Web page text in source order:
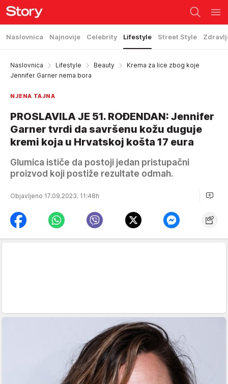
Naslovnica Najnovije Celebrity Lifestyle Street Style
Naslovnica Lifestyle Beauty
Krema za lice zbog koje
Jennifer Garner nema bora
NJENA TAJNA
PROSLAVILA JE 51. ROĐENDAN: Jennifer
Garner tvrdi da savršenu kožu duguje
kremi koja u Hrvatskoj košta 17 eura
Glumica ističe da postoji jedan pristupačni
proizvod koji postiže rezultate odmah.
Objavljeno 17.09.2023. 11:48h